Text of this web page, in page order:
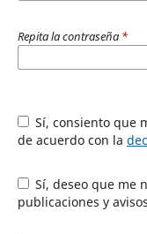
Repita la contraseña *
Sí, consiento que mis datos se recopilen y se almacenen
de acuerdo con la
Sí, deseo que me notifiquen acerca de nuevas
publicaciones y